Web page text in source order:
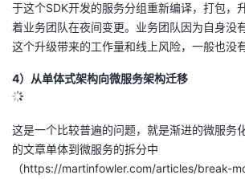
于这个SDK开发的服务分组重新编译，打包，
着业务团队在夜间变更。业务团队因为自身没
这个升级带来的工作量和线上风险，一般也没
4）从单体式架构向微服务架构迁移
这是一个比较普遍的问题，就是渐进的微服务
的文章单体到微服务的拆分中
（https://martinfowler.com/articles/break-